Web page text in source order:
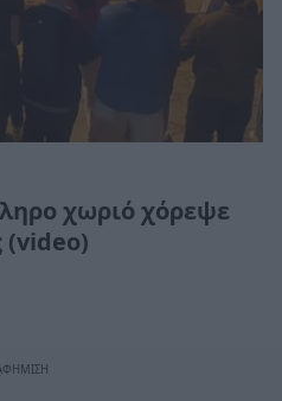
χωριό χόρεψε
(video)